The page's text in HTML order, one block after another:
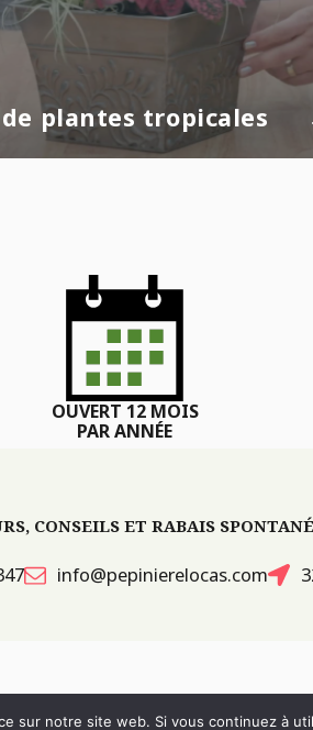
plantes tropicales
OUVERT 12 MOIS
PAR ANNÉE
CONSEILS ET RABAIS
info@pepinierelocas.com
AGENCE WEBRÉVOQUER LE CONSENTEMENT
sur notre site web. Si vous continuez à